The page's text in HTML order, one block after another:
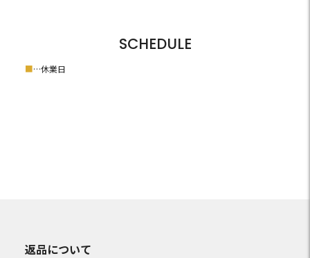
SCHEDULE
■…休業日
返品について